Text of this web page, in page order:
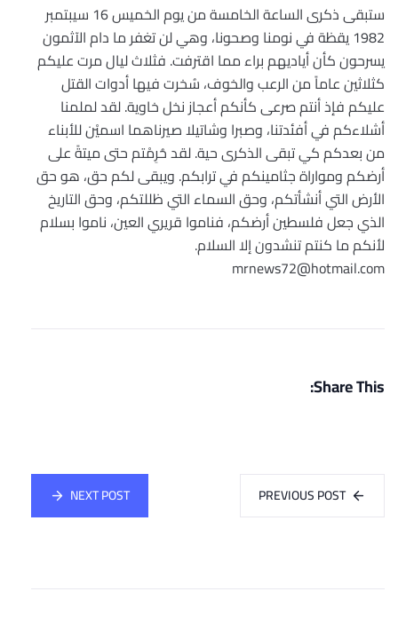
ستبقى ذكرى الساعة الخامسة من يوم الخميس 16 سيبتمبر
1982 يقظة في نومنا وصحونا، وهي لن تغفر ما دام الآثمون
يسرحون كأن أياديهم براء مما اقترفت. فثلاث ليال مرت عليكم
كثلاثين عاماً من الرعب والخوف، سُخرت فيها أدوات القتل
عليكم فإذ أنتم صرعى كأنكم أعجاز نخل خاوية. لقد لملمنا
أشلاءكم في أفئدتنا، وصبرا وشاتيلا صيرناهما اسميْن للأبناء
من بعدكم كي تبقى الذكرى حية. لقد حُرِمْتم حتى ميتةً على
أرضكم ومواراة جثامينكم في ترابكم. ويبقى لكم حق، هو حق
الأرض التي أنشأتكم، وحق السماء التي ظللتكم، وحق التاريخ
الذي جعل فلسطين أرضكم، فناموا قريري العين، ناموا بسلام
لأنكم ما كنتم تنشدون إلا السلام.
mrnews72@hotmail.com
Share This:
PREVIOUS POST
NEXT POST